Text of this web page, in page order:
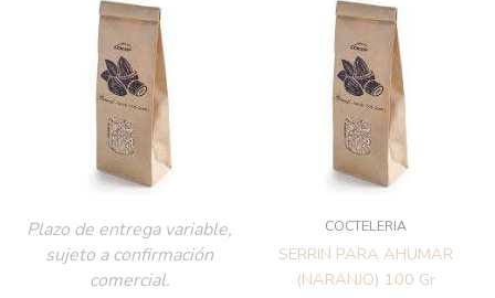
Plazo de entrega variable,
sujeto a confirmación
comercial.
COCTELERIA
SERRIN PARA AHUMAR
(NARANJO) 100 Gr